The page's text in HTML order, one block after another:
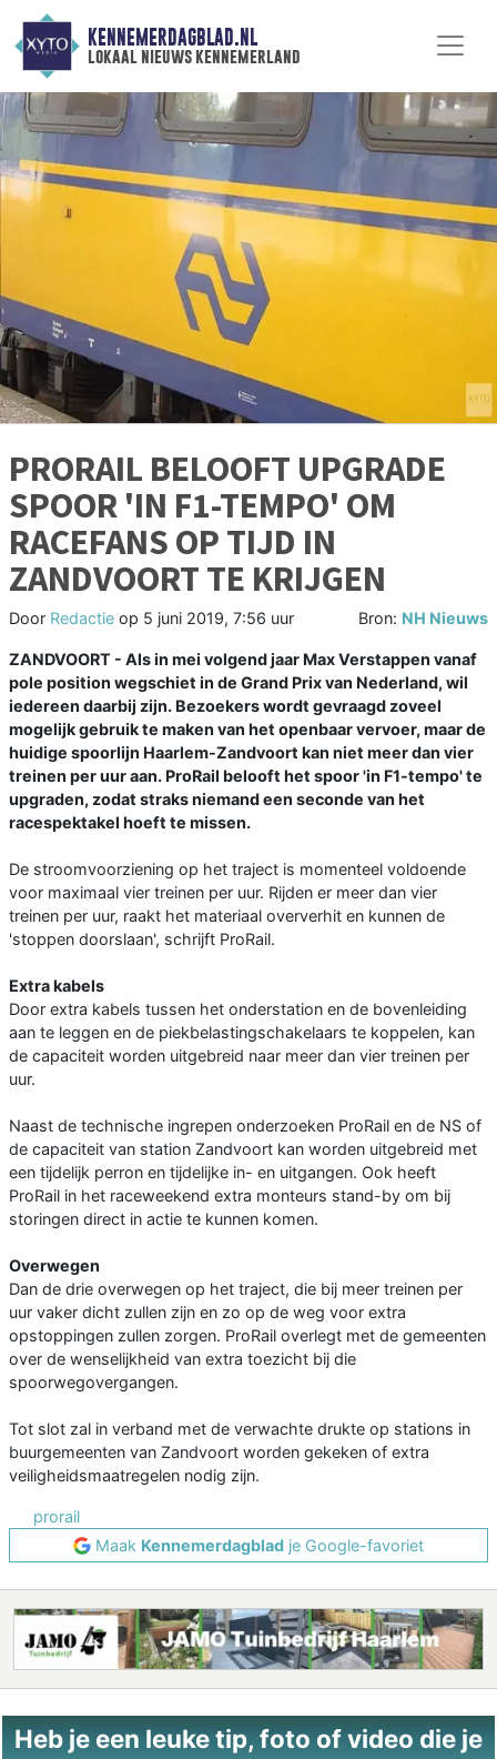
KENNEMERDAGBLAD.NL
lokaal nieuws kennemerland
PRORAIL BELOOFT UPGRADE
SPOOR 'IN F1-TEMPO' OM
RACEFANS OP TIJD IN
ZANDVOORT TE KRIJGEN
Door Redactie op 5 juni 2019, 7:56 uur Bron: NH Nieuws
ZANDVOORT - Als in mei volgend jaar Max Verstappen vanaf
pole position wegschiet in de Grand Prix van Nederland, wil
iedereen daarbij zijn. Bezoekers wordt gevraagd zoveel
mogelijk gebruik te maken van het openbaar vervoer, maar de
huidige spoorlijn Haarlem-Zandvoort kan niet meer dan vier
treinen per uur aan. ProRail belooft het spoor 'in F1-tempo' te
upgraden, zodat straks niemand een seconde van het
racespektakel hoeft te missen.
De stroomvoorziening op het traject is momenteel voldoende
voor maximaal vier treinen per uur. Rijden er meer dan vier
treinen per uur, raakt het materiaal oververhit en kunnen de
'stoppen doorslaan', schrijft ProRail.
Extra kabels
Door extra kabels tussen het onderstation en de bovenleiding
aan te leggen en de piekbelastingschakelaars te koppelen, kan
de capaciteit worden uitgebreid naar meer dan vier treinen per
uur.
Naast de technische ingrepen onderzoeken ProRail en de NS of
de capaciteit van station Zandvoort kan worden uitgebreid met
een tijdelijk perron en tijdelijke in- en uitgangen. Ook heeft
ProRail in het raceweekend extra monteurs stand-by om bij
storingen direct in actie te kunnen komen.
Overwegen
Dan de drie overwegen op het traject, die bij meer treinen per
uur vaker dicht zullen zijn en zo op de weg voor extra
opstoppingen zullen zorgen. ProRail overlegt met de gemeenten
over de wenselijkheid van extra toezicht bij die
spoorwegovergangen.
Tot slot zal in verband met de verwachte drukte op stations in
buurgemeenten van Zandvoort worden gekeken of extra
veiligheidsmaatregelen nodig zijn.
prorail
Maak Kennemerdagblad je Google-favoriet
Heb je een leuke tip, foto of video die je